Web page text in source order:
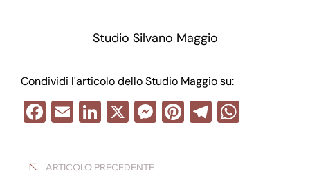
Studio Silvano Maggio
Condividi l'articolo dello Studio Maggio su:
F
c
E
ail
Li
k
X M Pi T
ARTICOLO PRECEDENTE